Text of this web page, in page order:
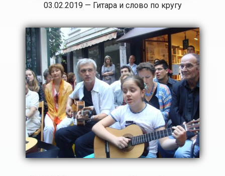
03.02.2019 — Гитара и слово по кругу